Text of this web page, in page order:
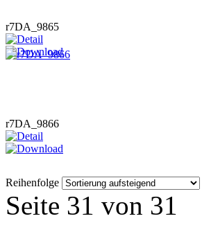
r7DA_9865
r7DA_9866
Reihenfolge
Seite 31 von 31